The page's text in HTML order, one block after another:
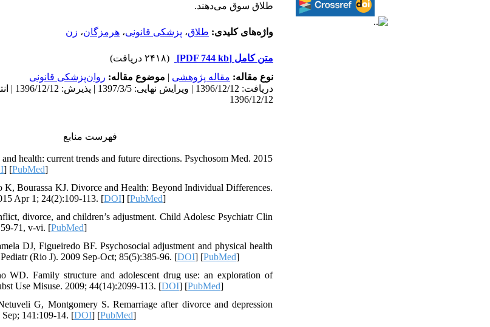
طلاق سوق می‌دهند.
واژه‌های کلیدی: طلاق، پزشکی قانونی، هرمزگان، زن
متن کامل [PDF 744 kb]
(۲۴۱۸ دریافت)
نوع مقاله: مقاله پژوهشی | موضوع مقاله: روان‌پزشکی قانونی
دریافت:
1396/12/12
فهرست منابع
health: current trends and future directions. Psychosom Med. 2015
] [PubMed]
K, Bourassa KJ. Divorce and Health: Beyond Individual Differences.
Apr 1; 24(2):109-113. [DOI] [PubMed]
divorce, and children’s adjustment. Child Adolesc Psychiatr Clin
71, v-vi. [PubMed]
DJ, Figueiredo BF. Psychosocial adjustment and physical health
(Rio J). 2009 Sep-Oct; 85(5):385-96. [DOI] [PubMed]
WD. Family structure and adolescent drug use: an exploration of
Use Misuse. 2009; 44(14):2099-113. [DOI] [PubMed]
G, Montgomery S. Remarriage after divorce and depression
141:109-14. [DOI] [PubMed]